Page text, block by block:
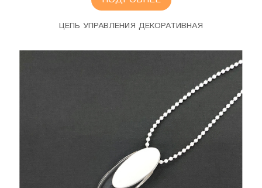
ЦЕПЬ УПРАВЛЕНИЯ ДЕКОРАТИВНАЯ